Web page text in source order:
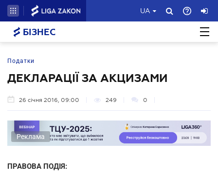
UA
БІЗНЕС
Податки
ДЕКЛАРАЦІЇ ЗА АКЦИЗАМИ
26 січня 2016, 09:00 249 0
Реклама
ПРАВОВА ПОДІЯ: